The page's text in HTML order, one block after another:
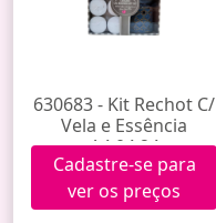
630683 - Kit Rechot C/
Vela e Essência
A4.04.24
Cadastre-se para
ver os preços